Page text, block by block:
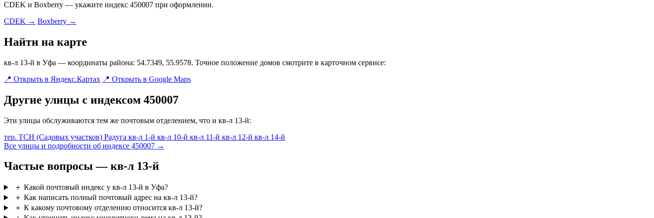
CDEK и Boxberry — укажите индекс 450007 при оформлении.
CDEK → Boxberry →
Найти на карте
кв-л 13-й в Уфа — координаты района: 54.7349, 55.9578. Точное положение домов смотрите в карточном сервисе:
📍 Открыть в Яндекс.Картах 📍 Открыть в Google Maps
Другие улицы с индексом 450007
Эти улицы обслуживаются тем же почтовым отделением, что и кв-л 13-й:
тер. ТСН (Садовых участков) Радуга кв-л 1-й кв-л 10-й кв-л 11-й кв-л 12-й кв-л 14-й
Все улицы и подробности об индексе 450007 →
Частые вопросы — кв-л 13-й
＋ Какой почтовый индекс у кв-л 13-й в Уфа?
＋ Как написать полный почтовый адрес на кв-л 13-й?
＋ К какому почтовому отделению относится кв-л 13-й?